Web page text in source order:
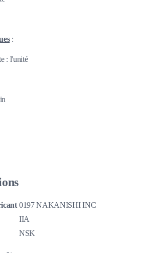
:
: l'unité
0197 NAKANISHI INC
IIA
NSK